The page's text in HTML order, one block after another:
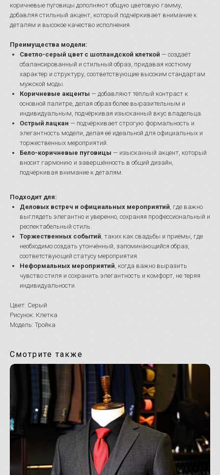
коричневые пуговицы дополняют общую цветовую гамму,
добавляя стильный акцент, который подчёркивает внимание к
деталям и высокое качество исполнения.
Преимущества модели:
Светло-серый цвет с шотландской клеткой — создаёт
сбалансированный и стильный образ, придавая костюму
характер и структуру, соответствующие высоким стандартам
мужской моды.
Коричневые акценты — добавляют тёплый контраст к
основной палитре, делая образ более выразительным и
индивидуальным, подчёркивая изысканный вкус владельца.
Острый лацкан — подчёркивает строгую формальность и
элегантность модели, делая её идеальной для официальных и
торжественных мероприятий.
Бело-коричневые пуговицы — изысканный акцент, который
вносит гармонию и завершённость в общий дизайн,
подчёркивая внимание к деталям.
Подходит для:
Деловых встреч и официальных мероприятий, где важно
выглядеть элегантно и уверенно, сохраняя профессиональный и
респектабельный стиль.
Торжественных событий, таких как свадьбы и приёмы, где
необходимо создать утончённый, запоминающийся образ,
соответствующий статусу мероприятия.
Неформальных мероприятий, когда важно выразить
чувство стиля и сохранить элегантность и комфорт, не теряя
индивидуальности.
Цвет: Серый
Рисунок: Клетка
Модель: Тройка
Смотрите также